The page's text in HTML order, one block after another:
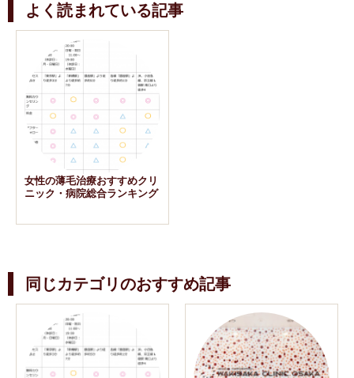
よく読まれている記事
女性の薄毛治療おすすめクリ
ニック・病院総合ランキング
同じカテゴリのおすすめ記事